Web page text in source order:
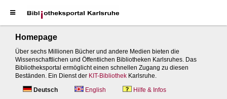
Homepage
Über sechs Millionen Bücher und andere Medien bieten die
Wissenschaftlichen und Öffentlichen Bibliotheken Karlsruhes. Das
Bibliotheksportal ermöglicht einen schnellen Zugang zu diesen
Beständen. Ein Dienst der KIT-Bibliothek Karlsruhe.
Deutsch
English Hilfe & Infos